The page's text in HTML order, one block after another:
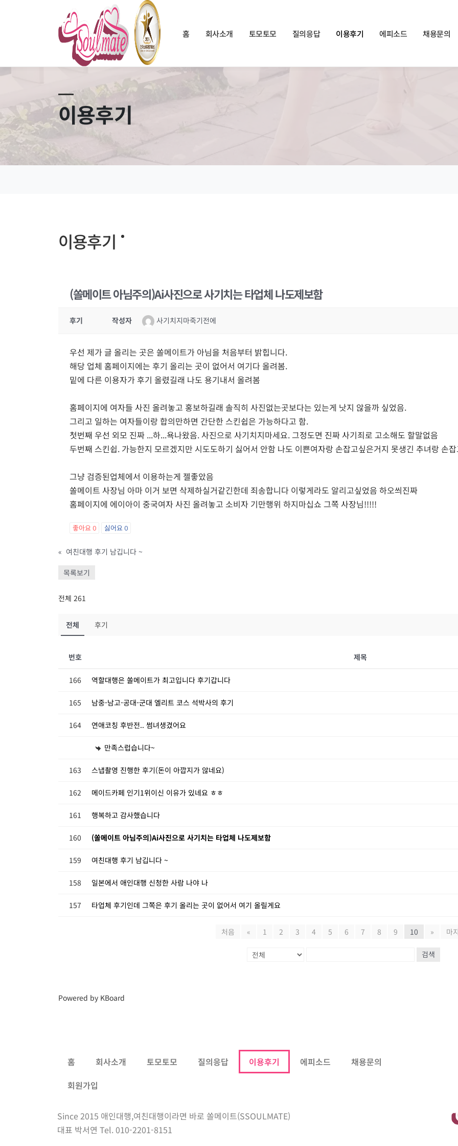
홈 회사소개 토모토모 질의응답 이용후기 에피소드 채용문의
이용후기
이용후기
(쏠메이트 아님주의)Ai사진으로 사기치는 타업체 나도제보함
후기 작성자 사기치지마죽기전에
우선 제가 글 올리는 곳은 쏠메이트가 아님을 처음부터 밝힙니다.
해당 업체 홈페이지에는 후기 올리는 곳이 없어서 여기다 올려봄.
밑에 다른 이용자가 후기 올렸길래 나도 용기내서 올려봄
홈페이지에 여자들 사진 올려놓고 홍보하길래 솔직히 사진없는곳보다는 있는게 낫지 않을까 싶었음.
그리고 일하는 여자들이랑 합의만하면 간단한 스킨쉽은 가능하다고 함.
첫번째 우선 외모 진짜 ...하...욕나왔음. 사진으로 사기치지마세요. 그정도면 진짜 사기죄로 고소해도 할말없음
두번째 스킨쉽. 가능한지 모르겠지만 시도도하기 싫어서 안함 나도 이쁜여자랑 손잡고싶은거지 못생긴 추녀랑 손
그냥 검증된업체에서 이용하는게 젤좋았음
쏠메이트 사장님 아마 이거 보면 삭제하실거같긴한데 죄송합니다 이렇게라도 알리고싶었음 하오씌진짜
홈페이지에 에이아이 중국여자 사진 올려놓고 소비자 기만행위 하지마십쇼 그쪽 사장님!!!!!
좋아요 0 싫어요0
« 여친대행 후기 남깁니다 ~
목록보기
전체 261
전체 후기
번호 제목
166 역할대행은 쏠메이트가 최고입니다 후기갑니다
165 남중-남고-공대-군대 엘리트 코스 석박사의 후기
164 연애코칭 후반전.. 썸녀생겼어요
만족스럽습니다~
163 스냅촬영 진행한 후기(돈이 아깝지가 않네요)
162 메이드카페 인기1위이신 이유가 있네요 ㅎㅎ
161 행복하고 감사했습니다
160 (쏠메이트 아님주의)Ai사진으로 사기치는 타업체 나도제보함
159 여친대행 후기 남깁니다 ~
158 일본에서 애인대행 신청한 사람 나야 나
157 타업체 후기인데 그쪽은 후기 올리는 곳이 없어서 여기 올릴게요
처음 « 1 2 3 4 5 6 7 8 9 10 » 마
검색
Powered by KBoard
홈 회사소개 토모토모 질의응답 이용후기 에피소드
채용문의
회원가입
Since 2015 애인대행,여친대행이라면 바로 쏠메이트(SSOULMATE)
대표 박서연 Tel. 010-2201-8151